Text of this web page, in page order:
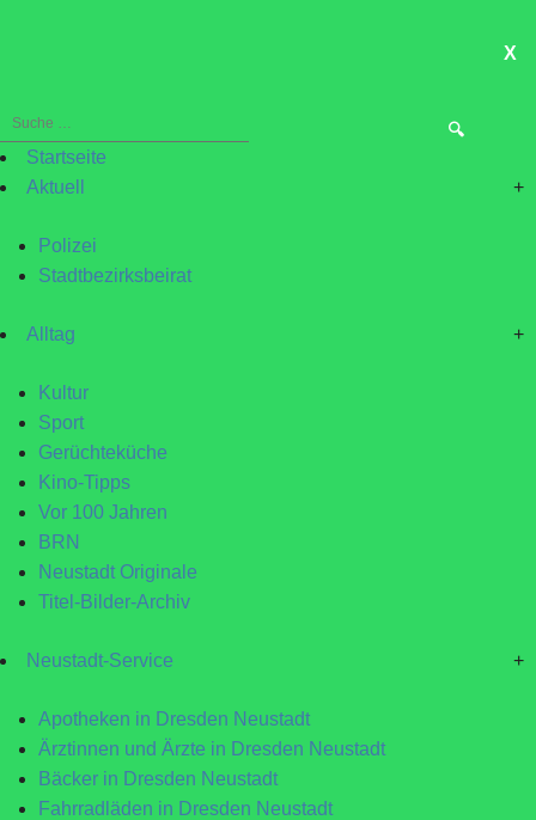
X
Suche
nach:Startseite
Aktuell
+
Polizei
Stadtbezirksbeirat
Alltag +
Kultur
Sport
Gerüchteküche
Kino-Tipps
Vor 100 Jahren
BRN
Neustadt Originale
Titel-Bilder-Archiv
Neustadt-Service +
Apotheken in Dresden Neustadt
Ärztinnen und Ärzte in Dresden Neustadt
Bäcker in Dresden Neustadt
Fahrradläden in Dresden Neustadt